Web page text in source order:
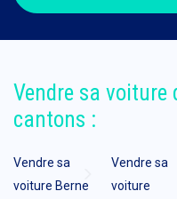
Vendre sa voiture
cantons :
Vendre sa
voiture Berne
Vendre sa
voiture